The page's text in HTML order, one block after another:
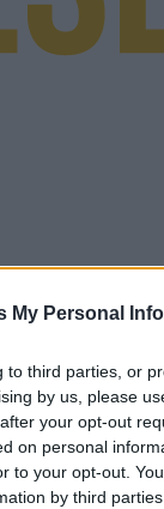
My Personal
third parties, or
by us, please
your opt-out
on personal
to your opt-out.
by third